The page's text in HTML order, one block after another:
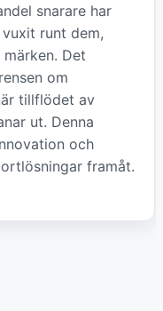
snarare har
runt dem,
Det
om
tillflödet av
ut. Denna
och
framåt.